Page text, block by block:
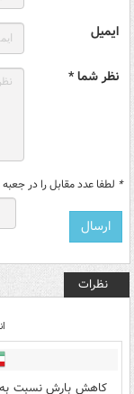
ایمیل
نظر شما *
* لطفا عدد مقابل را در جعبه
نظرات
کاهش بارش نسبت